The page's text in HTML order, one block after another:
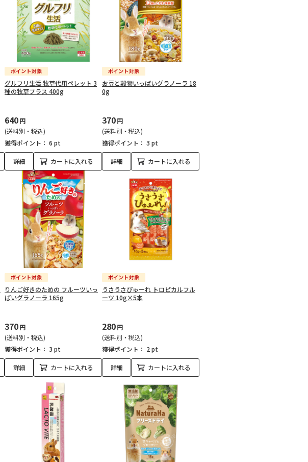
グルフリ生活 牧草代用ペレット 3
種の牧草プラス 400g
640円
(送料別・税込)
獲得ポイント： 6 pt
詳細 カートに入れる
お豆と穀物いっぱいグラノーラ 18
0g
370円
(送料別・税込)
獲得ポイント： 3 pt
詳細 カートに入れる
りんご好きのための フルーツいっ
ぱいグラノーラ 165g
370円
(送料別・税込)
獲得ポイント： 3 pt
詳細 カートに入れる
うさうさぴゅーれ トロピカルフル
ーツ 10g×5本
280円
(送料別・税込)
獲得ポイント： 2 pt
詳細 カートに入れる